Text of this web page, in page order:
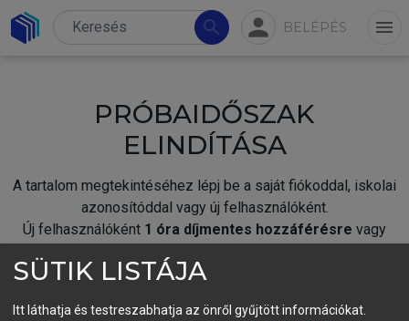
search person BELÉPÉS menu
PRÓBAIDŐSZAK
ELINDÍTÁSA
A tartalom megtekintéséhez lépj be a saját fiókoddal, iskolai
azonosítóddal vagy új felhasználóként.
Új felhasználóként 1 óra díjmentes hozzáférésre vagy
fiókoddal,vagy hozz létre új fiókot.
SÜTIK LISTÁJA
Itt láthatja és testreszabhatja az önről gyűjtött információkat.